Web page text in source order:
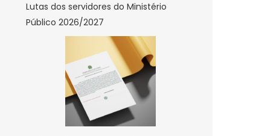
Lutas dos servidores do Ministério
Público 2026/2027